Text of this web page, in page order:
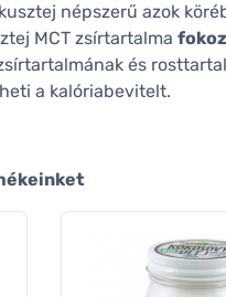
népszerű azok
MCT zsírtartalma
és
a kalóriabevitelt.